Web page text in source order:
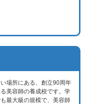
場所にある、創立90周年
美容師の養成校です。学
最大級の規模で、美容師